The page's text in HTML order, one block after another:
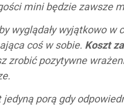
mini będzie zawsze
wyglądały wyjątkowo
coś w sobie. Koszt
zrobić pozytywne
porą gdy